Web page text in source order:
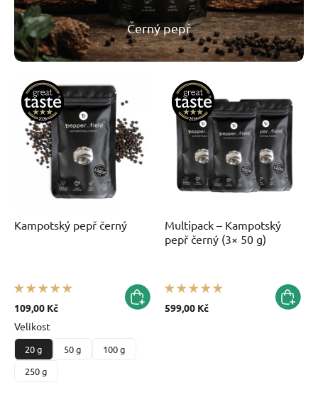
Černý pepř
Kampotský pepř černý
109,00 Kč
Velikost
20 g 50 g
100 g
250 g
Multipack – Kampotský
pepř černý (3× 50 g)
599,00 Kč